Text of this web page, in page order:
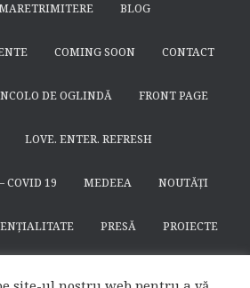
BLOG
COMING SOON CONTACT
DE OGLINDĂ FRONT PAGE
LOVE. ENTER. REFRESH
COVID 19 MEDEEA NOUTĂȚI
PRESĂ PROIECTE